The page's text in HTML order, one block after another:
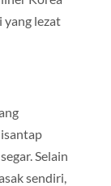
yang lezat
Selain
sendiri,